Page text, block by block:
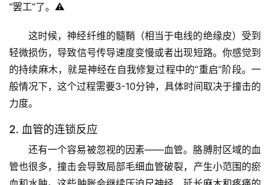
首
题
列
“罢工”了。⚠️
这时候，神经纤维的髓鞘（相当于电线的绝缘皮）受到
轻微损伤，导致信号传导速度变慢或者出现短路。你感觉到
的持续麻木，就是神经在自我修复过程中的“重启”阶段。一
般情况下，这个过程需要3-10分钟，具体时间取决于撞击的
力度。
2. 血管的连锁反应
还有一个容易被忽视的因素——血管。胳膊肘区域的血
管也很多，撞击会导致局部毛细血管破裂，产生小范围的瘀